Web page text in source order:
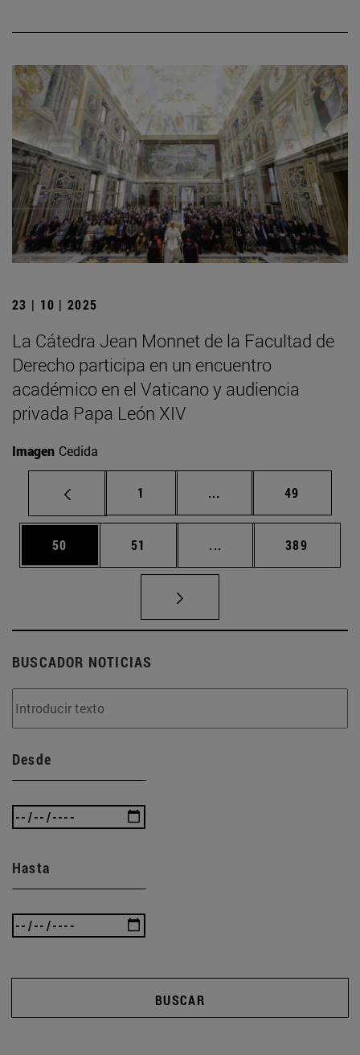
23 | 10 | 2025
La Cátedra Jean Monnet de la Facultad de
Derecho participa en un encuentro
académico en el Vaticano y audiencia
privada Papa León XIV
Imagen Cedida
Página
1 ... Páginas intermedias
Página
49
Página
50 Página
51 ... Páginas intermedias
Página
389
BUSCADOR NOTICIAS
Desde
Hasta
BUSCAR